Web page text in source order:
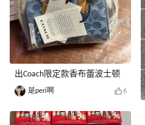
出Coach限定款香布蕾波士顿
是peri啊 6